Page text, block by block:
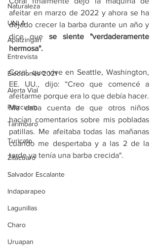
Naturaleza
UNLA
Apatzingán
Entrevista
Elecciones 2021
Alerta Vial
Pátzcuaro
Tarímbaro
Turicato
Zitácuaro
Salvador Escalante
Indaparapeo
Lagunillas
Charo
Uruapan
afeitar en marzo de 2022 y ahora se ha
dejado crecer la barba durante un año y
dice que se siente "verdaderamente
hermosa".
Coral, que vive en Seattle, Washington,
EE. UU., dijo: “Creo que comencé a
afeitarme porque era lo que debía hacer.
Me daba cuenta de que otros niños
hacían comentarios sobre mis pobladas
patillas. Me afeitaba todas las mañanas
cuando me despertaba y a las 2 de la
tarde ya tenía una barba crecida".